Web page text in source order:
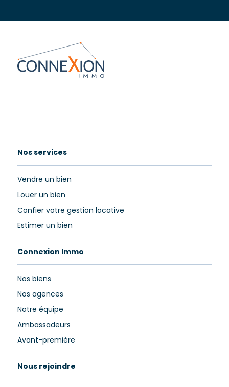
Nos services
Vendre un bien
Louer un bien
Confier votre gestion locative
Estimer un bien
Connexion Immo
Nos biens
Nos agences
Notre équipe
Ambassadeurs
Avant-première
Nous rejoindre